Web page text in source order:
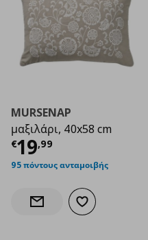
MURSENAP
μαξιλάρι, 40x58 cm
€19,99
Τρέχουσα τιμή
95 πόντους ανταμοιβής
Ενημέρωση διαθεσιμότητας
Προσθήκη στα